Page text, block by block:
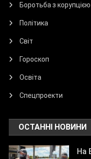
Боротьба з корупцією
Політика
Світ
Гороскоп
Освіта
Спецпроекти
ОСТАННІ НОВИНИ
На